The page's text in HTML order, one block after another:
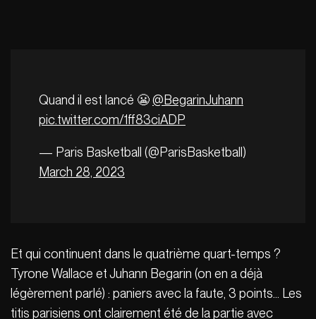
Quand il est lancé 😬@BegarinJuhann
pic.twitter.com/1ff83ciADP
— Paris Basketball (@ParisBasketball)
March 28, 2023
Et qui continuent dans le quatrième quart-temps ?
Tyrone Wallace et Juhann Begarin (on en a déjà
légèrement parlé) : paniers avec la faute, 3 points… Les
titis parisiens ont clairement été de la partie avec